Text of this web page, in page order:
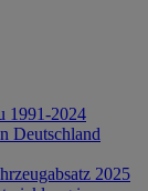
1991-2024
Deutschland
2025